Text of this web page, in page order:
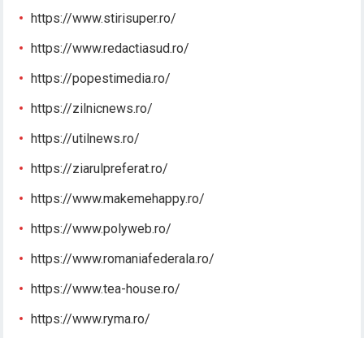
https://www.stirisuper.ro/
https://www.redactiasud.ro/
https://popestimedia.ro/
https://zilnicnews.ro/
https://utilnews.ro/
https://ziarulpreferat.ro/
https://www.makemehappy.ro/
https://www.polyweb.ro/
https://www.romaniafederala.ro/
https://www.tea-house.ro/
https://www.ryma.ro/